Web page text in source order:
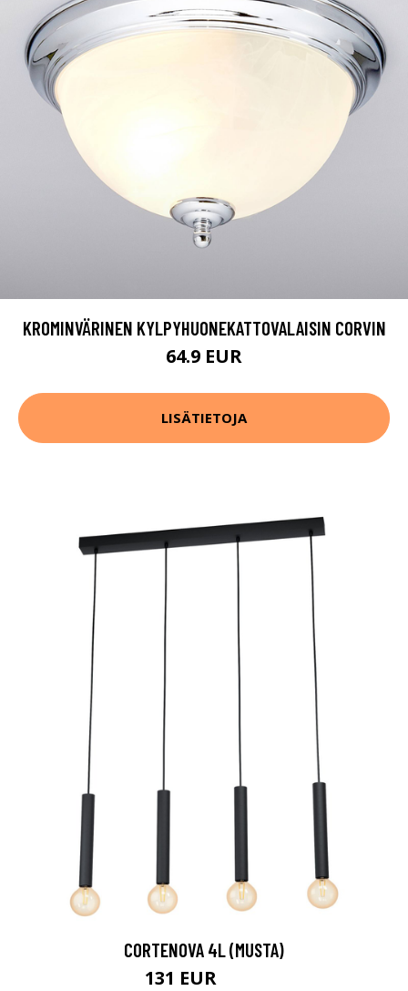
KROMINVÄRINEN KYLPYHUONEKATTOVALAISIN CORVIN
64.9 EUR
LISÄTIETOJA
CORTENOVA 4L (MUSTA)
131 EUR